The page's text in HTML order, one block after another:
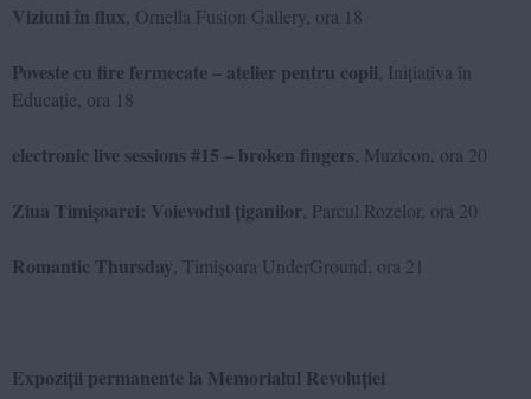
Viziuni în flux , Ornella Fusion Gallery, ora 18
Poveste cu fire fermecate – atelier pentru copii , Inițiativa în
Educație, ora 18
electronic live sessions #15 – broken fingers , Muzicon, ora 20
Ziua Timișoarei: Voievodul țiganilor , Parcul Rozelor, ora 20
Romantic Thursday , Timișoara UnderGround, ora 21
Expoziții permanente la Memorialul Revoluției